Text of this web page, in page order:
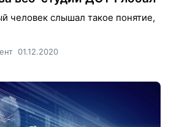
человек слышал такое понятие,
01.12.2020